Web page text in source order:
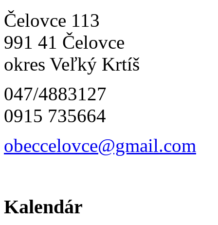
Čelovce 113
991 41 Čelovce
okres Veľký Krtíš
047/4883127
0915 735664
obeccelovce@gmail.com
Kalendár